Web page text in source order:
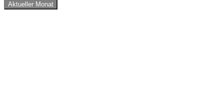
Aktueller Monat